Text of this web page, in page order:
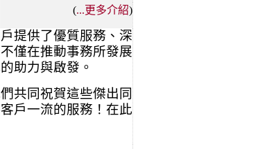
(...更多介紹)
提供了優質服務、深
僅在推動事務所發展
助力與啟發。
共同祝賀這些傑出同
戶一流的服務！在此